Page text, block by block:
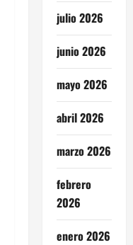
julio 2026
junio 2026
mayo 2026
abril 2026
marzo 2026
febrero
2026
enero 2026